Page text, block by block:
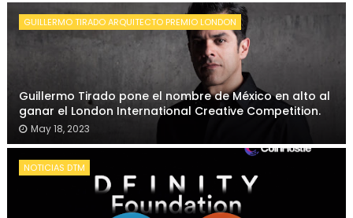
GUILLERMO TIRADO ARQUITECTO PREMIO LONDON
Guillermo Tirado pone el nombre de México en alto al
ganar el London International Creative Competition.
May 18, 2023
NOTICIAS DTM